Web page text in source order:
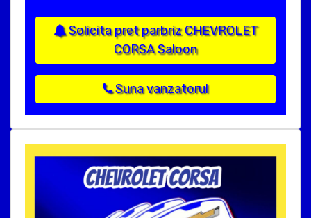
Solicita pret parbriz CHEVROLET
CORSA Saloon
Suna vanzatorul